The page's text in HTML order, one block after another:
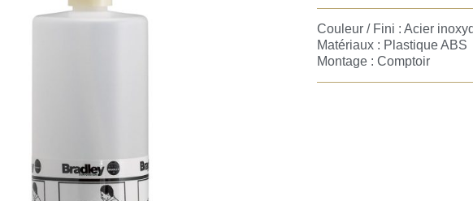
Couleur / Fini : Acier
Matériaux : Plastique ABS
Montage : Comptoir